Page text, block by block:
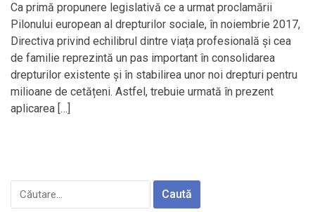
Ca primă propunere legislativă ce a urmat proclamării
Pilonului european al drepturilor sociale, în noiembrie 2017,
Directiva privind echilibrul dintre viața profesională și cea
de familie reprezintă un pas important în consolidarea
drepturilor existente și în stabilirea unor noi drepturi pentru
milioane de cetățeni. Astfel, trebuie urmată în prezent
aplicarea […]
Caută
după: